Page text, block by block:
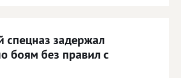
спецназ задержал
боям без правил с